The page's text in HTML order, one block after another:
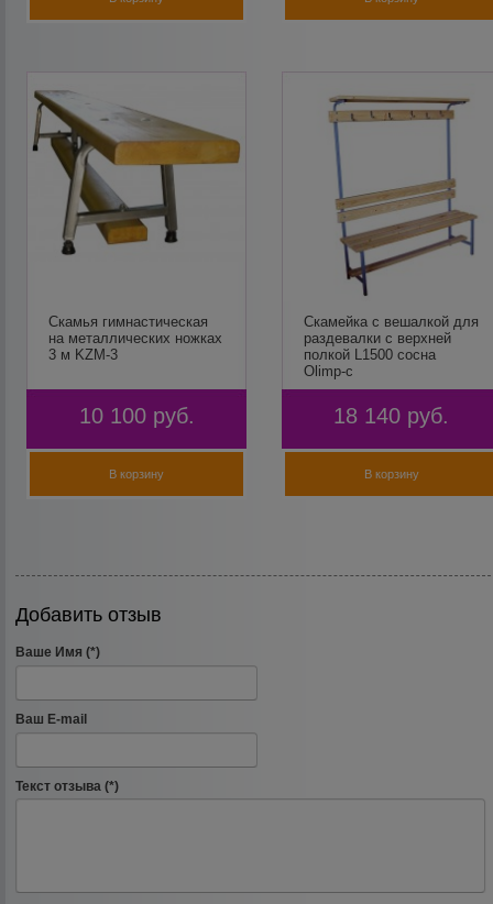
Скамья гимнастическая
на металлических ножках
3 м KZM-3
10 100 руб.
В корзину
Скамейка с вешалкой для
раздевалки с верхней
полкой L1500 сосна
Olimp-c
18 140 руб.
В корзину
Добавить отзыв
Ваше Имя (*)
Ваш E-mail
Текст отзыва (*)